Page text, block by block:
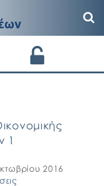
1
2016